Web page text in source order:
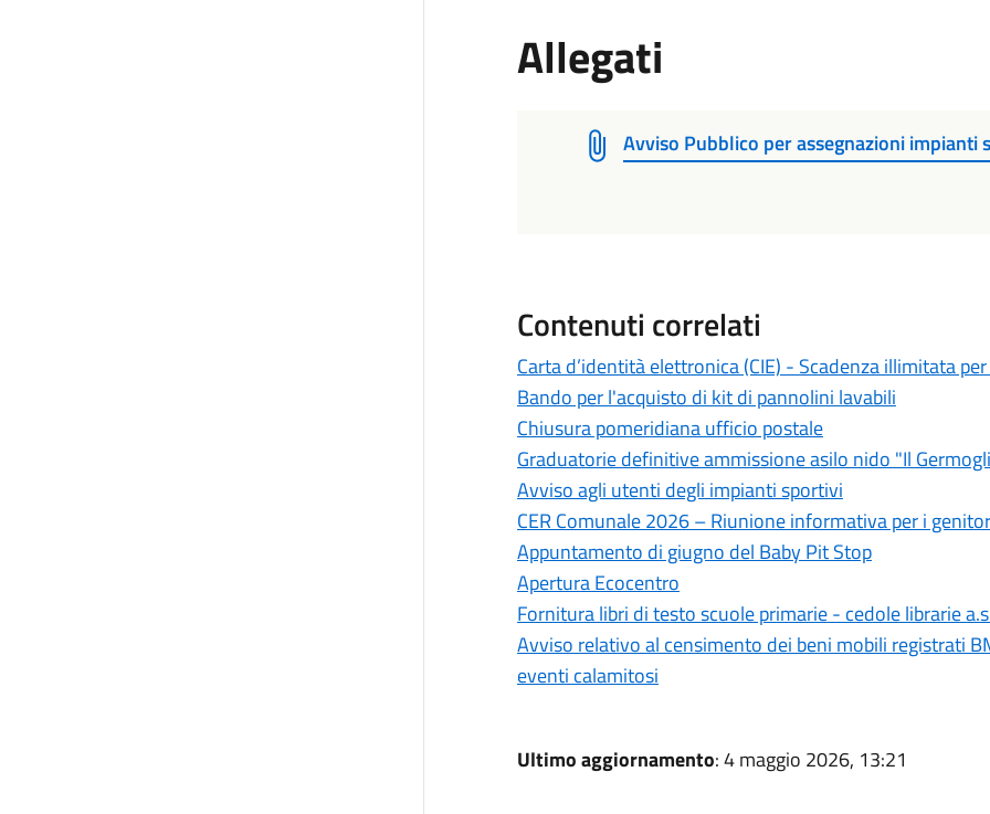
Allegati
Avviso Pubblico per assegnazioni impianti
Contenuti correlati
Carta d’identità elettronica (CIE) - Scadenza illimitata
Bando per l'acquisto di kit di pannolini lavabili
Chiusura pomeridiana ufficio postale
Graduatorie definitive ammissione asilo nido "Il
Avviso agli utenti degli impianti sportivi
CER Comunale 2026 – Riunione informativa per i
Appuntamento di giugno del Baby Pit Stop
Apertura Ecocentro
Fornitura libri di testo scuole primarie - cedole librarie
Avviso relativo al censimento dei beni mobili registrati
eventi calamitosi
Ultimo aggiornamento: 4 maggio 2026, 13:21